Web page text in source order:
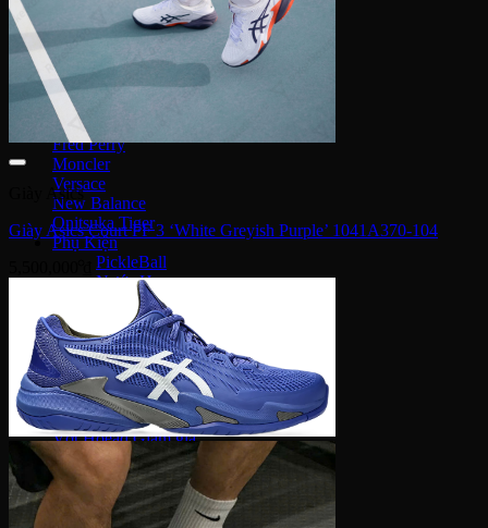
Prada
Coach
Christian Louboutin
Jimmy Choo
Mihara Yasuhiro
Nike Stussy
Fred Perry
Moncler
Versace
New Balance
Onitsuka Tiger
Phụ Kiện
PickleBall
Nước Hoa
Kinh mắt
Túi chính hãng
Dép
Thắt lưng
Vợt Joola
Vợt Sypik
Vợt Adidas
Vợt Hoead
Vợt CRBN
Vợt Proton
Vợt Gearbox
Vợt Selkirk
Giày Asics
Giày Asics Court FF 3 ‘White Greyish Purple’ 1041A370-104